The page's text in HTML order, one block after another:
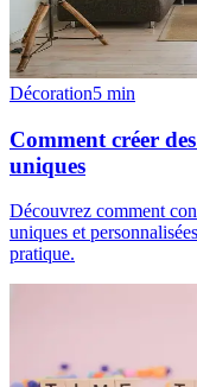
Décoration5 min
Comment créer
uniques
Découvrez comment
uniques et
pratique.